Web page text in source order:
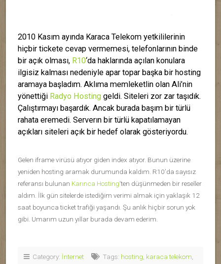
2010 Kasım ayında Karaca Telekom yetkililerinin
hiçbir tickete cevap vermemesi, telefonlarının binde
bir açık olması, R10‘da haklarında açılan konulara
ilgisiz kalması nedeniyle apar topar başka bir hosting
aramaya başladım. Aklıma memleketlin olan Ali’nin
yönettiği Radyo Hosting geldi. Siteleri zor zar taşıdık.
Çalıştırmayı başardık. Ancak burada başım bir türlü
rahata eremedi. Serverın bir türlü kapatılamayan
açıkları siteleri açık bir hedef olarak gösteriyordu.
Gelen iframe virüsü atıyor giden index atıyor. Bunun üzerine
yeniden hosting aramak durumunda kaldım. R10’da sayısız
referansı bulunan Karınca Hosting‘ten düşünmeden bir reseller
aldım. İlk gün sitelerde istediğim verimi almak için yaklaşık 12
saat boyunca ticket trafiği yaşandı. Şu anlık hiçbir sorun yok
gibi. Umarım uzun yıllar burada devam ederim.
Category: İnternet Tags: hosting karaca telekom